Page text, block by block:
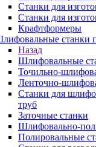
Станки для
Станки для
Крафтформеры
станки
Назад
Шлифовальные
Точильно-
Ленточно-
Станки для
труб
Заточные станки
Шлифовально-
Полировальные